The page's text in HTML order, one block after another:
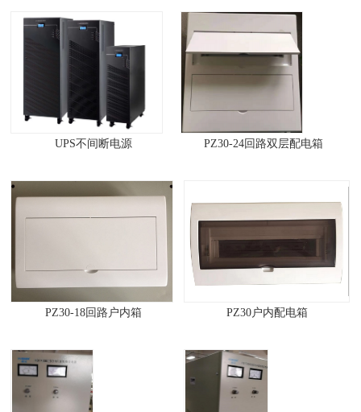
UPS不间断电源 PZ30-24回路双层配电箱
PZ30-18回路户内箱 PZ30户内配电箱